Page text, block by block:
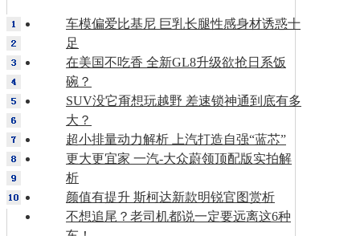
车模偏爱比基尼 巨乳长腿性感身材诱惑十
足
在美国不吃香 全新GL8升级欲抢日系饭
碗？
SUV没它甭想玩越野 差速锁神通到底有多
大？
超小排量动力解析 上汽打造自强“蓝芯”
更大更宜家 一汽-大众蔚领顶配版实拍解
析
颜值有提升 斯柯达新款明锐官图赏析
不想追尾？老司机都说一定要远离这6种